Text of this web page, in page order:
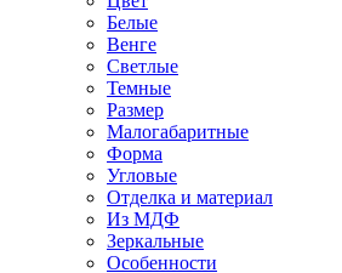
Белые
Венге
Светлые
Темные
Размер
Малогабаритные
Форма
Угловые
Отделка и материал
Из МДФ
Зеркальные
Особенности